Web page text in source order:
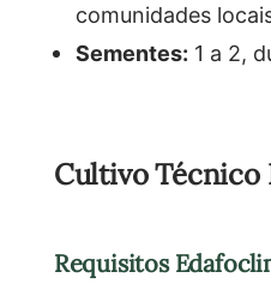
comunidades
Sementes: 1 a 2,
Cultivo Técnico
Requisitos